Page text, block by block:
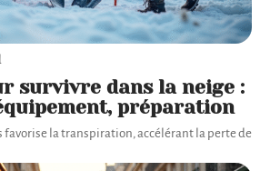
survivre dans la neige :
préparation
favorise la transpiration, accélérant la perte de